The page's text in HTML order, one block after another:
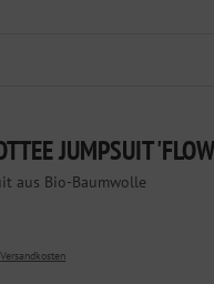
JUMPSUIT
aus Bio-Baumwolle
Versandkosten